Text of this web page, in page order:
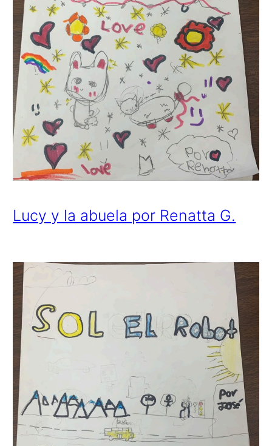
Lucy y la abuela por Renatta G.